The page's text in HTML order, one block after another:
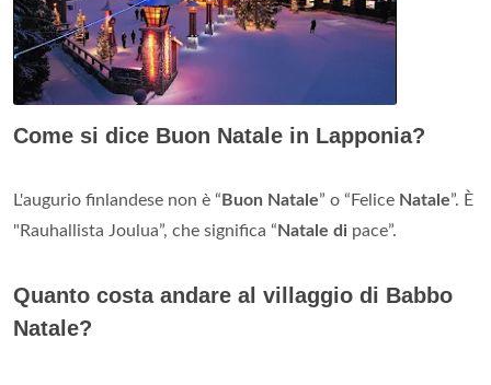
Come si dice Buon Natale in Lapponia?
L'augurio finlandese non è “ Buon Natale” o “Felice Natale”. È
"Rauhallista Joulua”, che significa “ Natale di pace”.
Quanto costa andare al villaggio di Babbo
Natale?